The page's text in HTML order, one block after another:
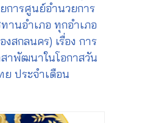
การศูนย์อำนวยการ
านอำเภอ ทุกอำเภอ
งสกลนคร) เรื่อง การ
าพัฒนาในโอกาสวัน
ประจำเดือน